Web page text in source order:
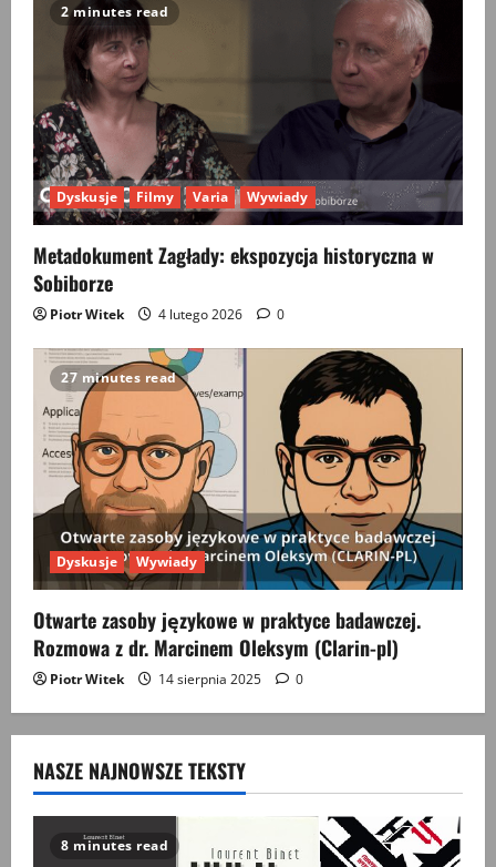
2 minutes read
Dyskusje Filmy Varia Wywiady
Metadokument Zagłady: ekspozycja historyczna w
Sobiborze
Piotr Witek 4 lutego 2026 0
27 minutes read
Dyskusje Wywiady
Otwarte zasoby językowe w praktyce badawczej.
Rozmowa z dr. Marcinem Oleksym (Clarin-pl)
Piotr Witek 14 sierpnia 2025 0
NASZE NAJNOWSZE TEKSTY
8 minutes read